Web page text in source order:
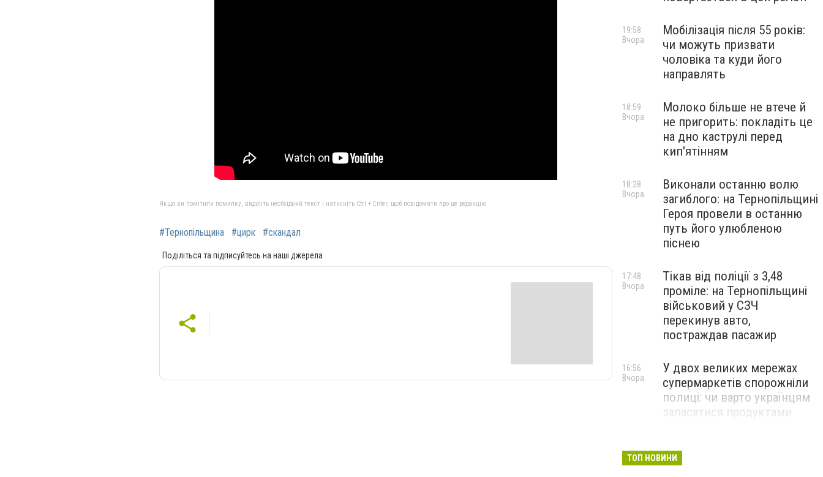
Якщо ви помітили помилку, виділіть необхідний текст і натисніть Ctrl + Enter, щоб повідомити про це редакцію
#Тернопільщина #цирк #скандал
Поділіться та підписуйтесь на наші джерела
Мобілізація після 55 років:
чи можуть призвати
чоловіка та куди його
направлять
19:58
Вчора
Молоко більше не втече й
не пригорить: покладіть це
на дно каструлі перед
кип'ятінням
18:59
Вчора
Виконали останню волю
загиблого: на Тернопільщині
Героя провели в останню
путь його улюбленою
піснею
18:28
Вчора
Тікав від поліції з 3,48
проміле: на Тернопільщині
військовий у СЗЧ
перекинув авто,
постраждав пасажир
17:48
Вчора
У двох великих мережах
супермаркетів спорожніли
полиці: чи варто українцям
запасатися продуктами
16:56
Вчора
Тернополя: біля міста
Вчора
ТОП НОВИНИ